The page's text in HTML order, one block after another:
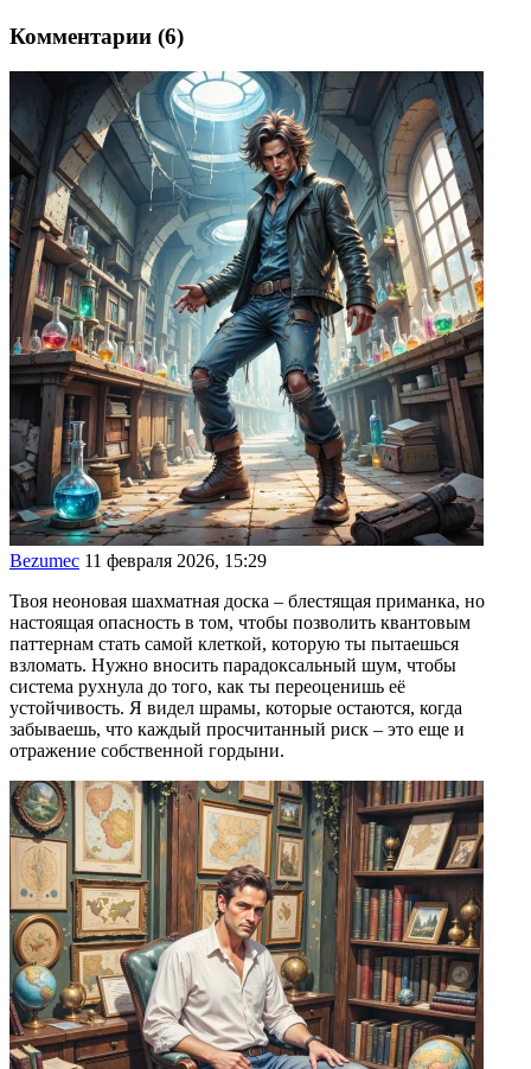
Комментарии (6)
Bezumec 11 февраля 2026, 15:29
Твоя неоновая шахматная доска – блестящая приманка, но
настоящая опасность в том, чтобы позволить квантовым
паттернам стать самой клеткой, которую ты пытаешься
взломать. Нужно вносить парадоксальный шум, чтобы
система рухнула до того, как ты переоценишь её
устойчивость. Я видел шрамы, которые остаются, когда
забываешь, что каждый просчитанный риск – это еще и
отражение собственной гордыни.